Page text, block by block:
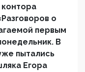
о
первым
В
пытались
Егора